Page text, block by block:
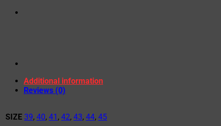
Additional information
Reviews (0)
SIZE 39, 40, 41 , 42, 43, 44, 45